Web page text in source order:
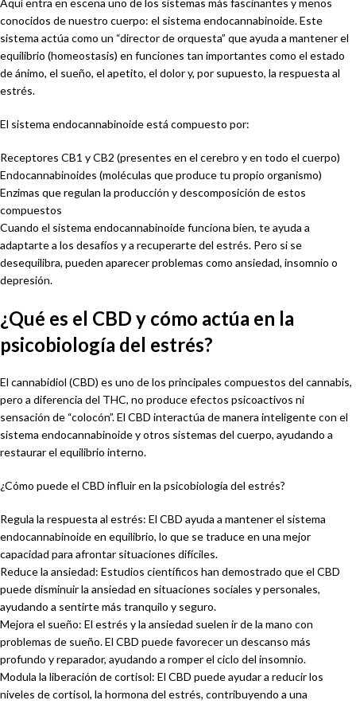
Aquí entra en escena uno de los sistemas más fascinantes y menos
conocidos de nuestro cuerpo: el sistema endocannabinoide. Este
sistema actúa como un “director de orquesta” que ayuda a mantener el
equilibrio (homeostasis) en funciones tan importantes como el estado
de ánimo, el sueño, el apetito, el dolor y, por supuesto, la respuesta al
estrés.
El sistema endocannabinoide está compuesto por:
Receptores CB1 y CB2 (presentes en el cerebro y en todo el cuerpo)
Endocannabinoides (moléculas que produce tu propio organismo)
Enzimas que regulan la producción y descomposición de estos
compuestos
Cuando el sistema endocannabinoide funciona bien, te ayuda a
adaptarte a los desafíos y a recuperarte del estrés. Pero si se
desequilibra, pueden aparecer problemas como ansiedad, insomnio o
depresión.
¿Qué es el CBD y cómo actúa en la
psicobiología del estrés?
El cannabidiol (CBD) es uno de los principales compuestos del cannabis,
pero a diferencia del THC, no produce efectos psicoactivos ni
sensación de “colocón”. El CBD interactúa de manera inteligente con el
sistema endocannabinoide y otros sistemas del cuerpo, ayudando a
restaurar el equilibrio interno.
¿Cómo puede el CBD influir en la psicobiología del estrés?
Regula la respuesta al estrés: El CBD ayuda a mantener el sistema
endocannabinoide en equilibrio, lo que se traduce en una mejor
capacidad para afrontar situaciones difíciles.
Reduce la ansiedad: Estudios científicos han demostrado que el CBD
puede disminuir la ansiedad en situaciones sociales y personales,
ayudando a sentirte más tranquilo y seguro.
Mejora el sueño: El estrés y la ansiedad suelen ir de la mano con
problemas de sueño. El CBD puede favorecer un descanso más
profundo y reparador, ayudando a romper el ciclo del insomnio.
Modula la liberación de cortisol: El CBD puede ayudar a reducir los
niveles de cortisol, la hormona del estrés, contribuyendo a una